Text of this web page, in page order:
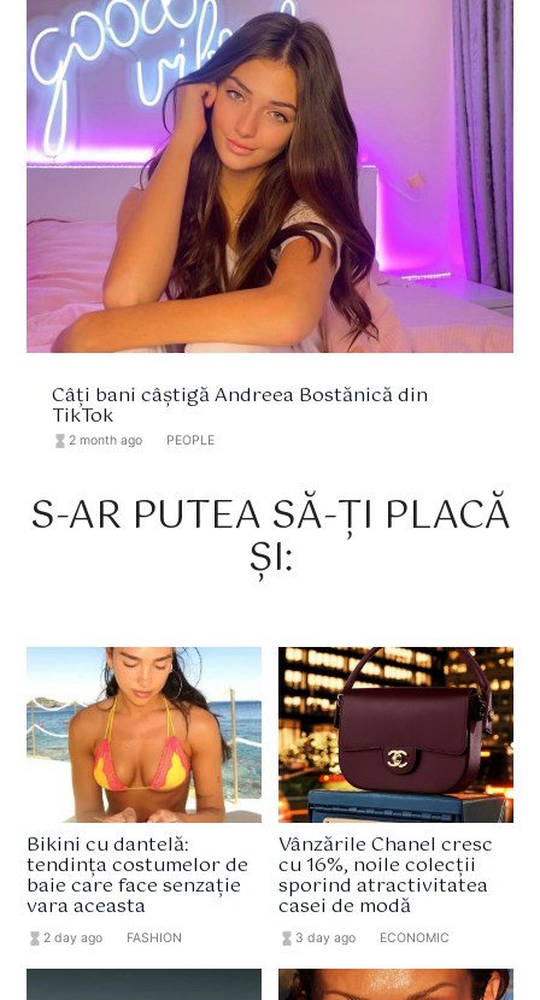
Câți bani câștigă Andreea Bostănică din
TikTok
hourglass_full 2 month ago PEOPLE
S-AR PUTEA SĂ-ȚI PLACĂ
ȘI:
Bikini cu dantelă:
tendința costumelor de
baie care face senzație
vara aceasta
hourglass_full 2 day ago FASHION
Vânzările Chanel cresc
cu 16%, noile colecții
sporind atractivitatea
casei de modă
hourglass_full 3 day ago ECONOMIC